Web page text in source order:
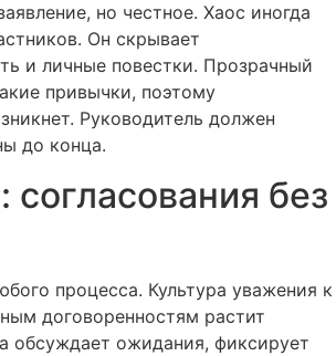
но честное. Хаос иногда
Он скрывает
и личные повестки. Прозрачный
привычки, поэтому
Руководитель должен
до конца.
согласования без
процесса. Культура уважения к
договоренностям растит
обсуждает ожидания, фиксирует